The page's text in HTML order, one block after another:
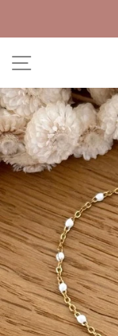
contenu